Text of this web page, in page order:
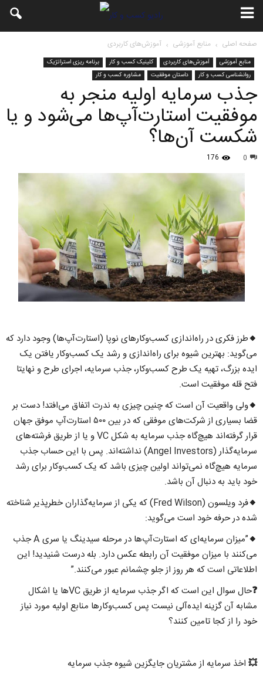
صفحه اصلی منابع آموزشی آموزش‌های کاربردی
منابع آموزشی آموزش‌های کاربردی کلینیک کسب و کار
برنامه ریزی استراتژیک
روانشناسی کسب و کار
داستان موفقیت مشاوره کسب و کار
جذب سرمایه اولیه منجر به
موفقیت استارت‌آپ‌ها می‌شود و یا
شکست آن‌ها؟
0
176
🔸طرز فکری در راه‌اندازی کسب‌وکارهای نوپا (استارت‌آپ‌ها) وجود دارد که
می‌گوید: بهترین شیوه برای راه‌اندازی و رشد یک کسب‌وکار یافتن یک
ایده بزرگ، تهیه یک طرح کسب‌وکار، جذب سرمایه، اجرای طرح و نهایتا
فتح قله موفقیت است.
🔸ولی واقعیت آن است که چنین چیزی به ندرت اتفاق می‌افتد! دست بر
قضا بسیاری از شرکت‌های موفقی که در بین ۵۰۰ استارت‌آپ موفق جهان
قرار گرفته‌اند هیچ‌گاه جذب سرمایه به شکل VC و یا از طریق فرشته‌های
سرمایه‌گذار (Angel Investors) نداشته‌اند. پس با این حساب جذب
سرمایه هیچ‌گاه نمی‌تواند اولین چیزی باشد که یک کسب‌وکار برای رشد
خود باید به دنبال آن باشد.
🔸فرد ویلسون (Fred Wilson) که یکی از سرمایه‌گذاران خطرپذیر شناخته
شده در حرفه خود است می‌گوید:
🔸”میزان سرمایه‌ای که استارت‌آپ‌ها در مرحله سیدینگ یا سری A جذب
می‌کنند با میزان موفقیت آن رابطه عکس دارد. بله درست شنیدید! این
اطلاعاتی است که هر روز از جلو چشمانم عبور می‌کنند.”
❓حال سوال این است که اگر جذب سرمایه از طریق VCها یا اشکال
مشابه آن گزینه ایده‌آلی نیست پس کسب‌وکارها منابع اولیه مورد نیاز
خود را از کجا تامین کنند؟
💥 اخذ سرمایه از مشتریان جایگزین شیوه جذب سرمایه